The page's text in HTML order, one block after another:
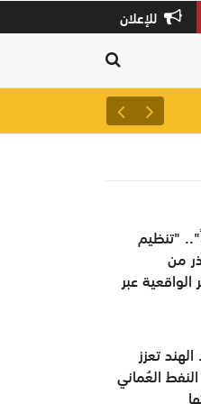
للإعلان
لتعزيز سلاسل الإمداد..
"تنظيم
من
عبر
الهند تعزز
العُماني